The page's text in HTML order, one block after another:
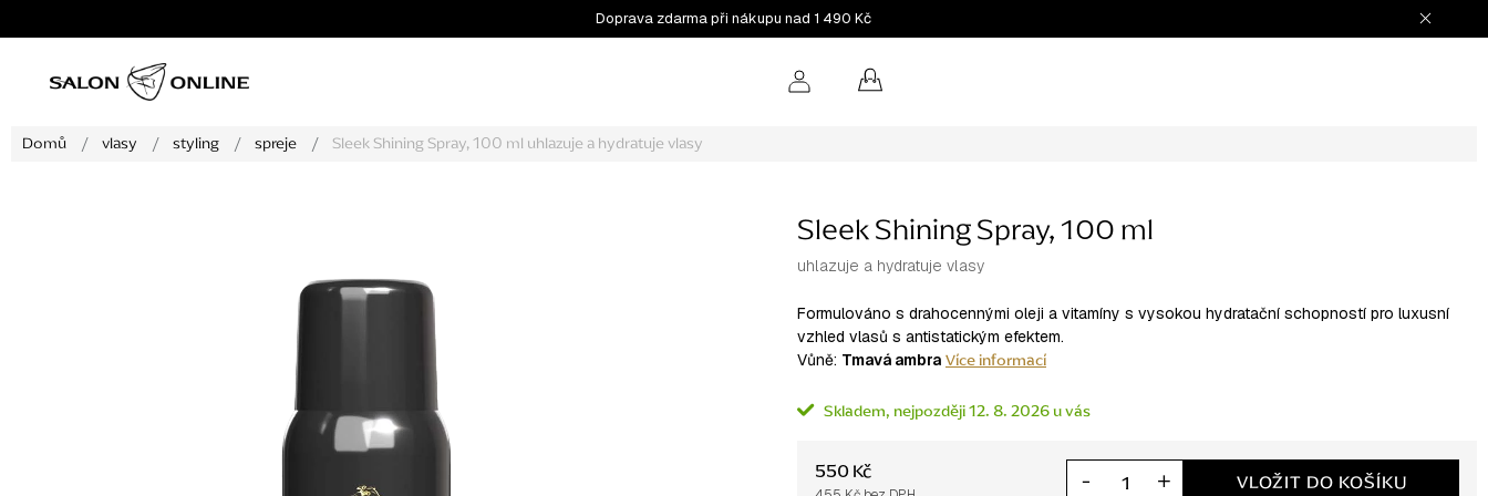
na
Doprava zdarma při nákupu nad 1 490 Kč
NÁKUPNÍ
KOŠÍK
Domů
/ vlasy / styling / spreje / Sleek Shining Spray, 100 ml uhlazuje a hydratuje vlasy
Sleek Shining Spray, 100 ml
uhlazuje a hydratuje vlasy
Formulováno s drahocennými oleji a vitamíny s vysokou hydratační schopností pro luxusní
vzhled vlasů s antistatickým efektem.
Vůně: Tmavá ambra Více informací
Skladem 12. 8. 2026
550 Kč VLOŽIT DO KOŠÍKU